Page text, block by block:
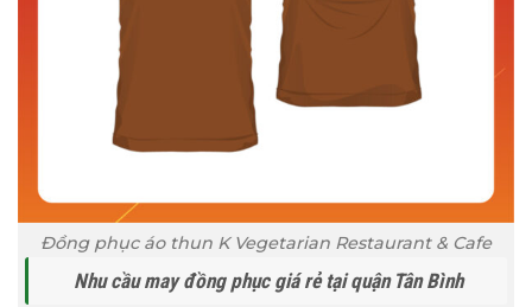
Đồng phục áo thun K Vegetarian Restaurant & Cafe
Nhu cầu may đồng phục giá rẻ tại quận Tân Bình